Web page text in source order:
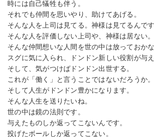
時には自己犠牲も伴う。
それでも仲間を思いやり、助けてあげる。
そんな人を上司は見てる。神様は見てるんです
そんな人を評価しない上司や、神様は居ない。
そんな仲間想いな人間を世の中は放っておかな
スグに気に入られ、ドンドン新しい役割が与え
そして、気がつけばドンドン出世する。
これが「働く」と言うことではないだろうか。
そして人生がドンドン豊かになります。
そんな人生を送りたいね。
世の中は鏡の法則です。
与えたものしか返ってこないんです。
投げたボールしか返ってこない。